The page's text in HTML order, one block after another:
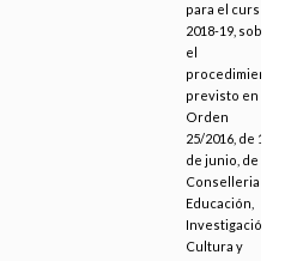
para el curso
2018-19, sobre
el
procedimiento
previsto en la
Orden
25/2016, de 13
de junio, de la
Conselleria de
Educación,
Investigación,
Cultura y